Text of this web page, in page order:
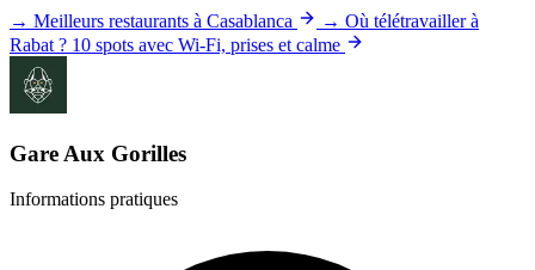
→ Meilleurs restaurants à Casablanca
→ Où télétravailler à
Rabat ? 10 spots avec Wi-Fi, prises et calme
Gare Aux Gorilles
Informations pratiques